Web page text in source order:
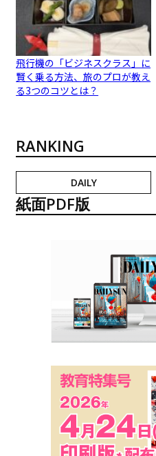
飛行機の「ビジネスクラス」に
賢く乗る方法、旅のプロが教え
る3つのコツとは？
RANKING
DAILY
紙面PDF版